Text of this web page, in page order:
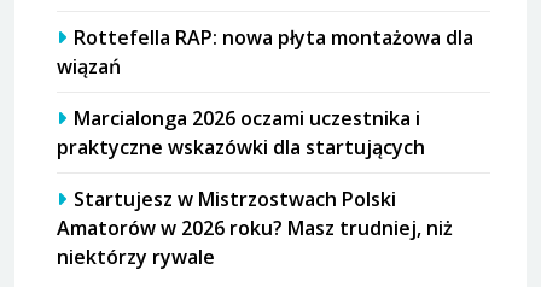
Rottefella RAP: nowa płyta montażowa dla
wiązań
Marcialonga 2026 oczami uczestnika i
praktyczne wskazówki dla startujących
Startujesz w Mistrzostwach Polski
Amatorów w 2026 roku? Masz trudniej, niż
niektórzy rywale